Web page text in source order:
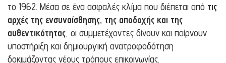
το 1962. Μέσα σε ένα ασφαλές κλίμα που διέπεται από τις
αρχές της ενσυναίσθησης, της αποδοχής και της
αυθεντικότητας, οι συμμετέχοντες δίνουν και παίρνουν
υποστήριξη και δημιουργική ανατροφοδότηση
δοκιμάζοντας νέους τρόπους επικοινωνίας.